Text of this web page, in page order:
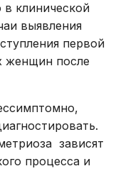
в клинической
выявления
первой
женщин после
зависят
процесса и